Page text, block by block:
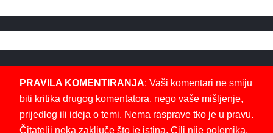
PRAVILA KOMENTIRANJA: Vaši komentari ne smiju
biti kritika drugog komentatora, nego vaše mišljenje,
prijedlog ili ideja o temi. Nema rasprave tko je u pravu.
Čitatelji neka zaključe što je istina. Cilj nije polemika,